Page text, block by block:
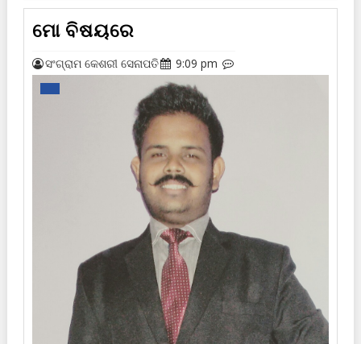
ମୋ ବିଷୟରେ
ସଂଗ୍ରାମ କେଶରୀ ସେନାପତି 9:09 pm